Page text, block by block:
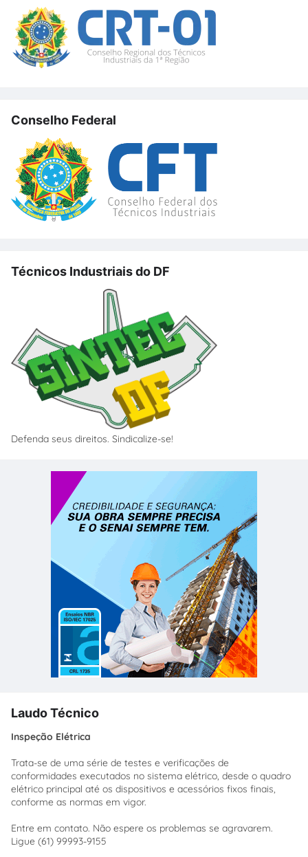
Conselho Federal
Técnicos Industriais do DF
Defenda seus direitos. Sindicalize-se!
Laudo Técnico
Inspeção Elétrica
Trata-se de uma série de testes e verificações de
conformidades executados no sistema elétrico, desde o quadro
elétrico principal até os dispositivos e acessórios fixos finais,
conforme as normas em vigor.
Entre em contato. Não espere os problemas se agravarem.
Ligue (61) 99993-9155